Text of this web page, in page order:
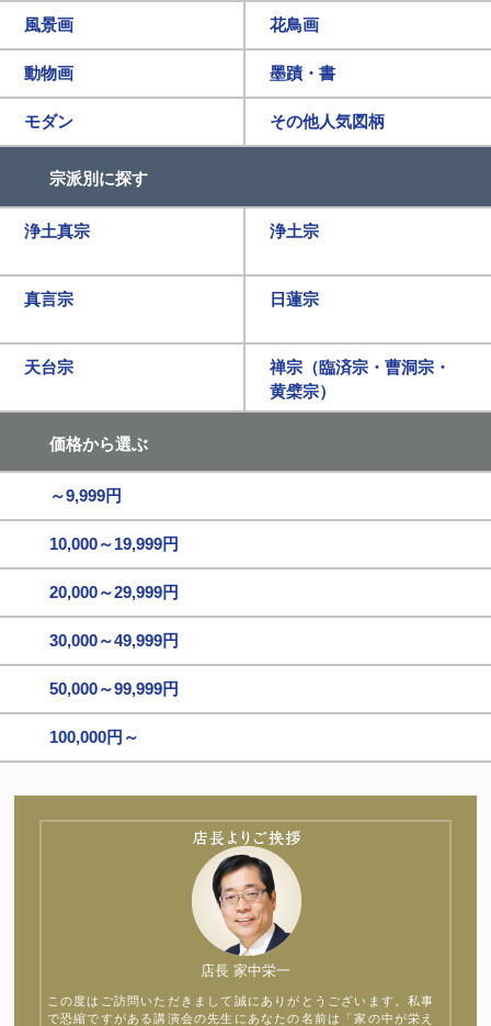
風景画 花鳥画
動物画 墨蹟・書
モダン その他人気図柄
宗派別に探す
浄土真宗 浄土宗
真言宗 日蓮宗
天台宗
禅宗（臨済宗・曹洞宗・
黄檗宗）
価格から選ぶ
～9,999円
10,000～19,999円
20,000～29,999円
30,000～49,999円
50,000～99,999円
100,000円～
店長 家中栄一
この度はご訪問いただきまして誠にありがとうございます。私事
で恐縮ですがある講演会の先生にあなたの名前は「家の中が栄え